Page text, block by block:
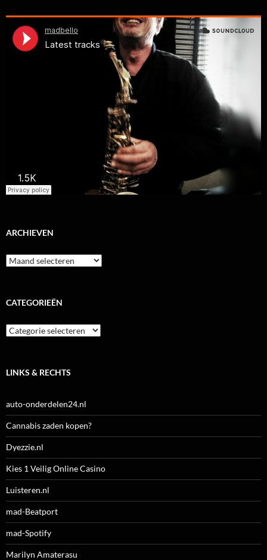
ARCHIEVEN
Archieven
CATEGORIEËN
Categorieën
LINKS & RECHTS
auto-onderdelen24.nl
Cannabis zaden kopen?
Dyezzie.nl
Kies 1 Veilig Online Casino
Luisteren.nl
mad-Beatport
mad-Spotify
Marilyn Amaterasu